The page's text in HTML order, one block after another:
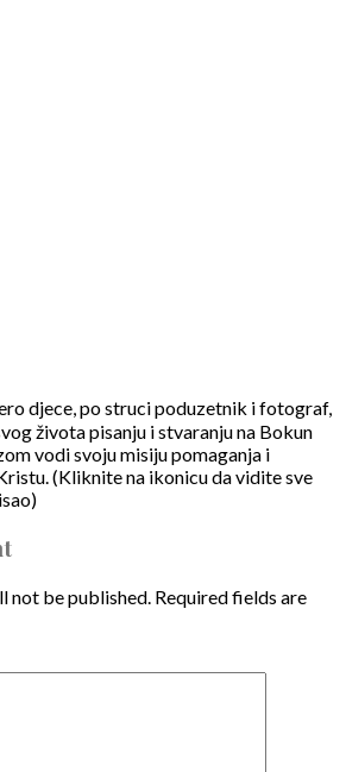
djece, po struci poduzetnik i fotograf,
života pisanju i stvaranju na Bokun
vodi svoju misiju pomaganja i
(Kliknite na ikonicu da vidite sve
not be published. Required fields are